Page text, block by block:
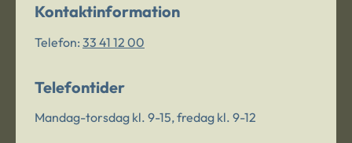
Kontaktinformation
Telefon: 33 41 12 00
Telefontider
Mandag-torsdag kl. 9-15, fredag kl. 9-12